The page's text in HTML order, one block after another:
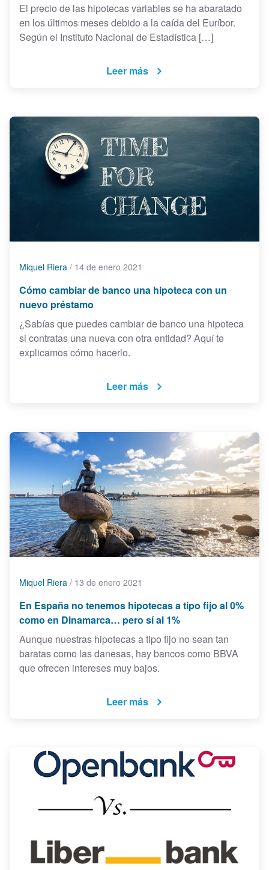
El precio de las hipotecas variables se ha abaratado
en los últimos meses debido a la caída del Euríbor.
Según el Instituto Nacional de Estadística […]
Leer más
Miquel Riera / 14 de enero 2021
Cómo cambiar de banco una hipoteca con un
nuevo préstamo
¿Sabías que puedes cambiar de banco una hipoteca
si contratas una nueva con otra entidad? Aquí te
explicamos cómo hacerlo.
Leer más
Miquel Riera / 13 de enero 2021
En España no tenemos hipotecas a tipo fijo al 0%
como en Dinamarca… pero sí al 1%
Aunque nuestras hipotecas a tipo fijo no sean tan
baratas como las danesas, hay bancos como BBVA
que ofrecen intereses muy bajos.
Leer más